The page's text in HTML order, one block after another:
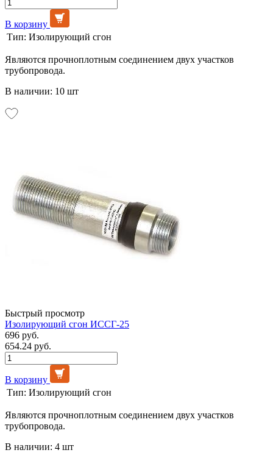
В корзину
Тип: Изолирующий сгон
Являются прочноплотным соединением двух участков
трубопровода.
В наличии: 10 шт
Быстрый просмотр
Изолирующий сгон ИССГ-25
696 руб.
654.24 руб.
В корзину
Тип: Изолирующий сгон
Являются прочноплотным соединением двух участков
трубопровода.
В наличии: 4 шт